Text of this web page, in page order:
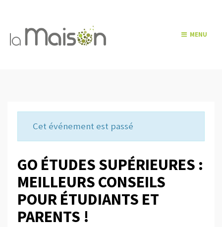
MENU
Cet événement est passé
GO ÉTUDES SUPÉRIEURES :
MEILLEURS CONSEILS
POUR ÉTUDIANTS ET
PARENTS !